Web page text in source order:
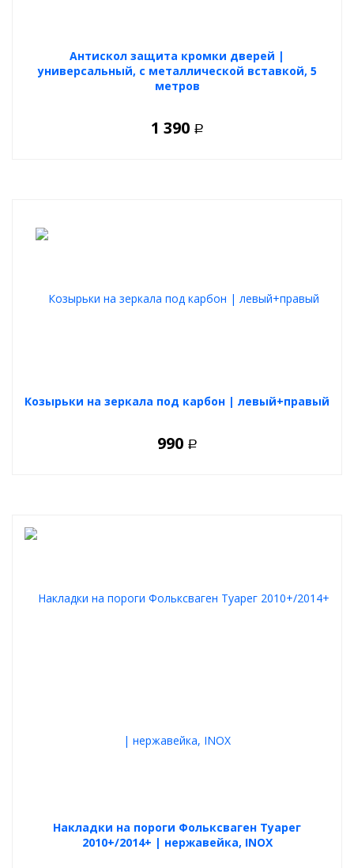
Антискол защита кромки дверей |
универсальный, с металлической вставкой, 5
метров
1 390 Р
Козырьки на зеркала под карбон | левый+правый
990 Р
Накладки на пороги Фольксваген Туарег
2010+/2014+ | нержавейка, INOX